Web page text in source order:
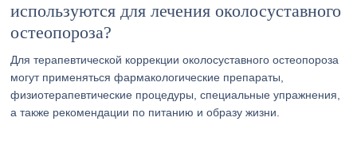
используются для лечения околосуставного
остеопороза?
Для терапевтической коррекции околосуставного остеопороза
могут применяться фармакологические препараты,
физиотерапевтические процедуры, специальные упражнения,
а также рекомендации по питанию и образу жизни.